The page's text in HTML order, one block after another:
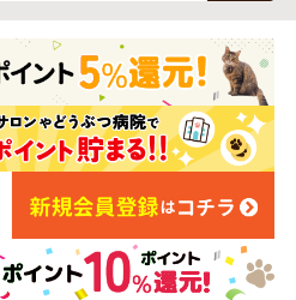
アクア・爬虫類・昆虫
キャットフード
服・おさんぽ用品
て